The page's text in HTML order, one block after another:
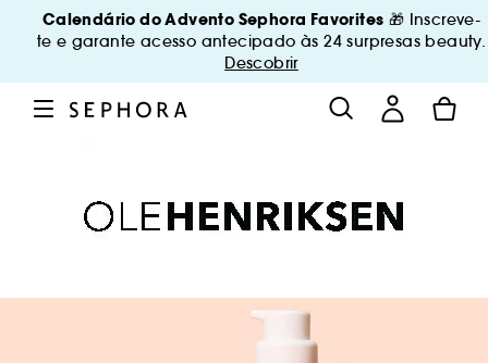
Calendário do Advento Sephora Favorites 🎁 Inscreve-
te e garante acesso antecipado às 24 surpresas beauty.
Descobrir